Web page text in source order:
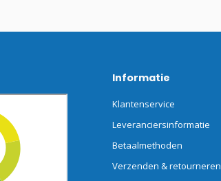
Informatie
Klantenservice
Leveranciersinformatie
Betaalmethoden
Verzenden & retourneren